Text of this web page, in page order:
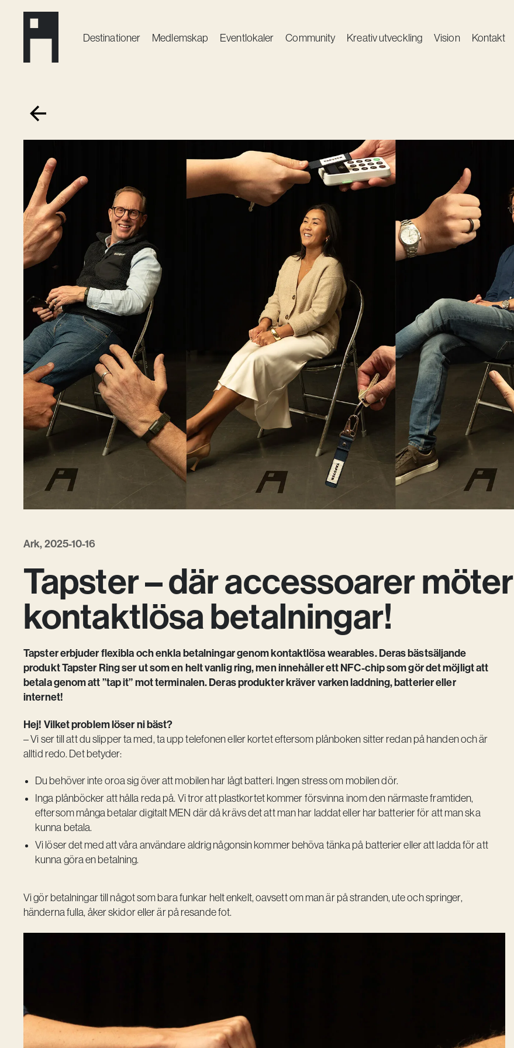
Destinationer Medlemskap Event­lokaler Community Kreativ utveckling Vision Kontakt
Ark, 2025-10-16
Tapster – där accessoarer möter
kontaktlösa betalningar!
Tapster erbjuder flexibla och enkla betalningar genom kontaktlösa wearables. Deras bästsäljande
produkt Tapster Ring ser ut som en helt vanlig ring, men innehåller ett NFC-chip som gör det möjligt att
betala genom att ”tap it” mot terminalen. Deras produkter kräver varken laddning, batterier eller
internet!
Hej! Vilket problem löser ni bäst?
– Vi ser till att du slipper ta med, ta upp telefonen eller kortet eftersom plånboken sitter redan på handen och är
alltid redo. Det betyder:
Du behöver inte oroa sig över att mobilen har lågt batteri. Ingen stress om mobilen dör.
Inga plånböcker att hålla reda på. Vi tror att plastkortet kommer försvinna inom den närmaste framtiden,
eftersom många betalar digitalt MEN där då krävs det att man har laddat eller har batterier för att man ska
kunna betala.
Vi löser det med att våra användare aldrig någonsin kommer behöva tänka på batterier eller att ladda för att
kunna göra en betalning.
Vi gör betalningar till något som bara funkar helt enkelt, oavsett om man är på stranden, ute och springer,
händerna fulla, åker skidor eller är på resande fot.